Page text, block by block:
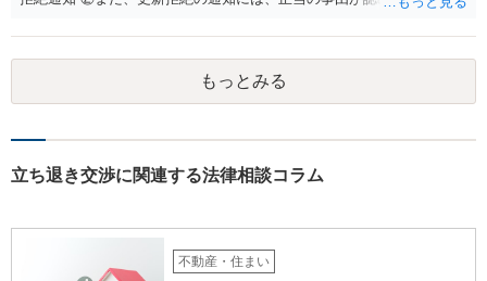
賃借人の建物使用を必要とする事情のほか、従前の経過，建物の利用
状況，建物の現況，いわゆる立退料の申出を考慮して判断するものと
されています。 ③更新拒絶通知がされた場合でも、賃貸借期間満了満
了後も賃借人が建物の使用を継続する場合には、賃借人に対し遅滞な
側（賃貸人側）が、更新の予定されている普通賃貸借契約から更新の
側（あなた側）から同意を取り付けようとしているものと思われま
もっとみる
立ち退き交渉に関連する法律相談コラム
不動産・住まい